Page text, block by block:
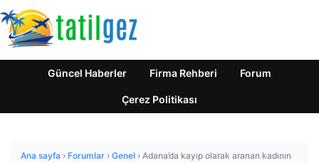
Güncel Haberler Firma Rehberi Forum
Çerez Politikası
Ana sayfa › Forumlar › Genel › Adana’da kayıp olarak aranan kadının